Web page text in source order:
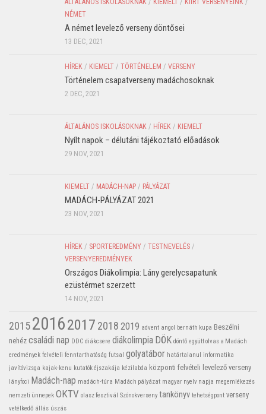
NÉMET
A német levelező verseny döntősei
13 DEC, 2021
HÍREK / KIEMELT / TÖRTÉNELEM / VERSENY
Történelem csapatverseny madáchosoknak
2 DEC, 2021
ÁLTALÁNOS ISKOLÁSOKNAK / HÍREK / KIEMELT
Nyílt napok – délutáni tájékoztató előadások
29 NOV, 2021
KIEMELT / MADÁCH-NAP / PÁLYÁZAT
MADÁCH-PÁLYÁZAT 2021
23 NOV, 2021
HÍREK / SPORTEREDMÉNY / TESTNEVELÉS /
VERSENYEREDMÉNYEK
Országos Diákolimpia: Lány gerelycsapatunk
ezüstérmet szerzett
14 NOV, 2021
201520162017 2018 2019 advent angol bernáth kupa Beszélni
nehéz családi nap DDC diákcsere diákolimpia DÖK döntő együtt olvas a Madách
eredmények felvételi fenntarthatóság futsal golyatábor határtalanul informatika
javítóvizsga kajak-kenu kutatók éjszakája kézilabda központi felvételi levelező verseny
lányfoci Madách-nap madách-túra Madách pályázat magyar nyelv napja megemlékezés
nemzeti ünnepek OKTV olasz fesztivál Szónokverseny tankönyv tehetségpont verseny
vetélkedő állás úszás